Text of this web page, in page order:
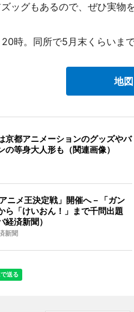
ッグもあるので、ぜひ実物
時。同所で5月末くらいま
地
京都アニメーションのグッズやバ
の等身大人形も（関連画像）
ニメ王決定戦」開催へ－「ガン
ら「けいおん！」まで千問出題
経済新聞）
新聞